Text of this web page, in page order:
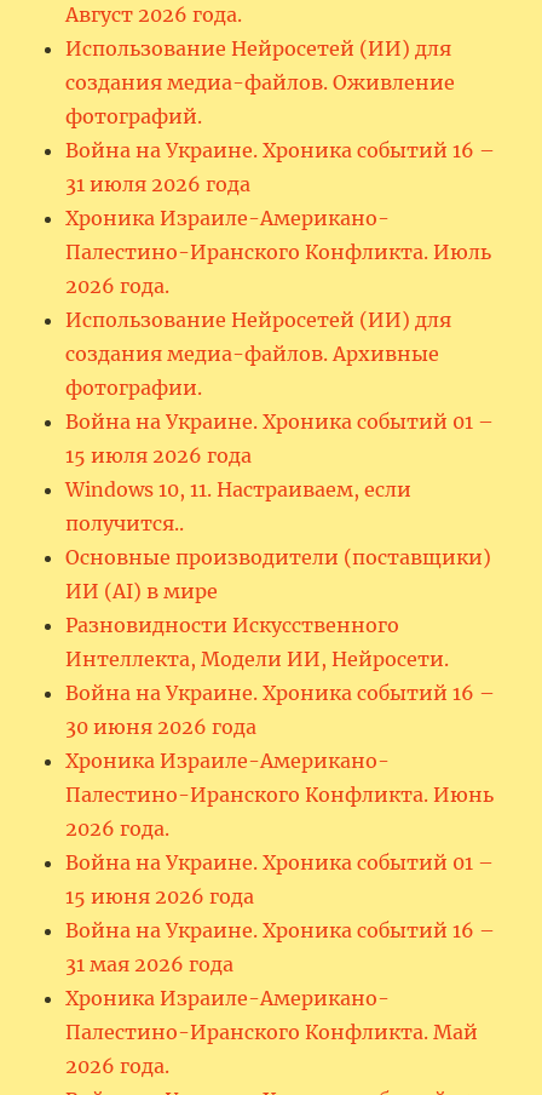
Август 2026 года.
Использование Нейросетей (ИИ) для
создания медиа-файлов. Оживление
фотографий.
Война на Украине. Хроника событий 16 –
31 июля 2026 года
Хроника Израиле-Американо-
Палестино-Иранского Конфликта. Июль
2026 года.
Использование Нейросетей (ИИ) для
создания медиа-файлов. Архивные
фотографии.
Война на Украине. Хроника событий 01 –
15 июля 2026 года
Windows 10, 11. Настраиваем, если
получится..
Основные производители (поставщики)
ИИ (AI) в мире
Разновидности Искусственного
Интеллекта, Модели ИИ, Нейросети.
Война на Украине. Хроника событий 16 –
30 июня 2026 года
Хроника Израиле-Американо-
Палестино-Иранского Конфликта. Июнь
2026 года.
Война на Украине. Хроника событий 01 –
15 июня 2026 года
Война на Украине. Хроника событий 16 –
31 мая 2026 года
Хроника Израиле-Американо-
Палестино-Иранского Конфликта. Май
2026 года.